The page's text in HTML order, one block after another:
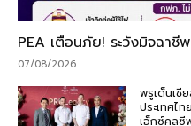
PEA เตือนภัย! ระวังมิจฉาชี
07/08/2026
พรูเด็นเชี
ประเทศไ
เอ็กซ์คลูซี